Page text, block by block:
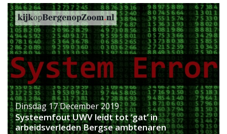
Dinsdag 17 December 2019
Systeemfout UWV leidt tot ‘gat’ in
arbeidsverleden Bergse ambtenaren